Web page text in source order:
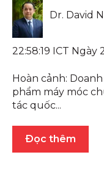
Dr. David
22:58:19 ICT Ngày
Hoàn cảnh:
phẩm máy móc
tác quốc...
Đọc thêm